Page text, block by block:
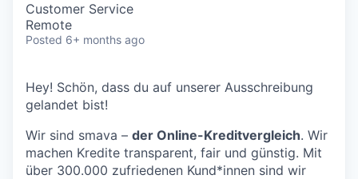
Customer Service
Remote
Posted 6+ months ago
Hey! Schön, dass du auf unserer Ausschreibung
gelandet bist!
Wir sind smava – der Online-Kreditvergleich. Wir
machen Kredite transparent, fair und günstig. Mit
über 300.000 zufriedenen Kund*innen sind wir